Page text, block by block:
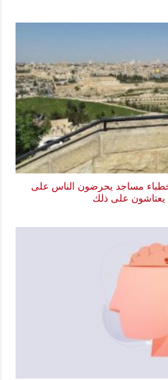
مساجد يحرضون الناس على
يعتاشون على ذلك